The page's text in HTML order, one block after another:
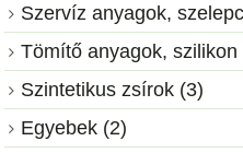
Szervíz anyagok,
Tömítő anyagok,
Szintetikus zsírok (3)
Egyebek (2)